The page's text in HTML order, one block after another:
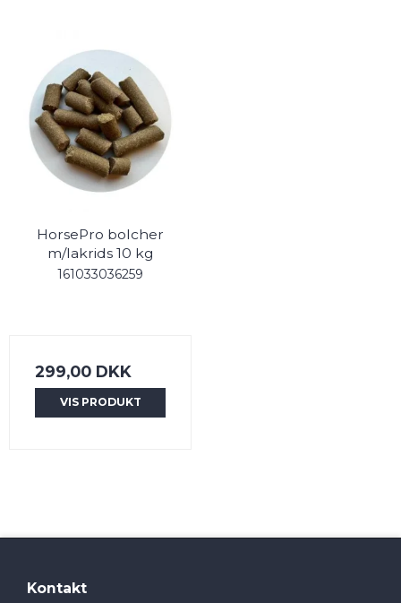
HorsePro bolcher
m/lakrids 10 kg
161033036259
299,00 DKK
VIS PRODUKT
Kontakt